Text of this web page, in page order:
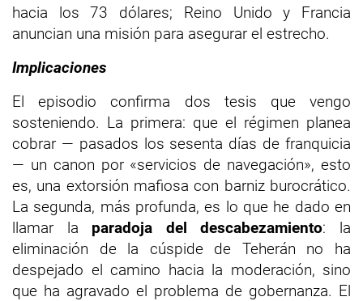
hacia los 73 dólares; Reino Unido y Francia
anuncian una misión para asegurar el estrecho.
Implicaciones
El episodio confirma dos tesis que vengo
sosteniendo. La primera: que el régimen planea
cobrar — pasados los sesenta días de franquicia
— un canon por «servicios de navegación», esto
es, una extorsión mafiosa con barniz burocrático.
La segunda, más profunda, es lo que he dado en
llamar la paradoja del descabezamiento: la
eliminación de la cúspide de Teherán no ha
despejado el camino hacia la moderación, sino
que ha agravado el problema de gobernanza. El